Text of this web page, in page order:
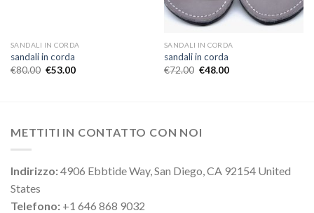
SANDALI IN CORDA
sandali in corda
€80.00 €53.00
SANDALI IN CORDA
sandali in corda
€72.00 €48.00
METTITI IN CONTATTO CON NOI
Indirizzo:4906 Ebbtide Way, San Diego, CA 92154 United
States
Telefono: +1 646 868 9032